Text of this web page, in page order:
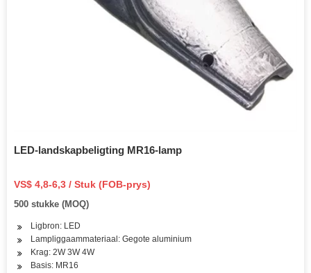
LED-landskapbeligting MR16-lamp
VS$ 4,8-6,3 / Stuk (FOB-prys)
500 stukke (MOQ)
Ligbron: LED
Lampliggaammateriaal: Gegote aluminium
Krag: 2W 3W 4W
Basis: MR16